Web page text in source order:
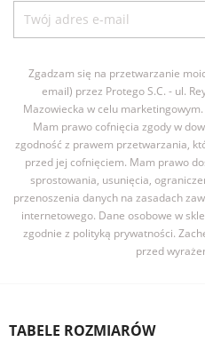
Zgadzam się na przetwarzanie
email) przez Protego S.C. - ul.
Mazowiecka w celu
Mam prawo cofnięcia zgody w
zgodność z prawem przetwarzania,
przed jej cofnięciem. Mam prawo
sprostowania, usunięcia,
przenoszenia danych na zasadach
internetowego. Dane osobowe w
zgodnie z polityką prywatności.
przed
TABELE ROZMIARÓW